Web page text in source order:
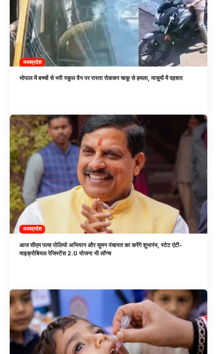
मध्यप्रदेश
भोपाल में बच्चों से भरी स्कूल वैन पर रास्ता रोककर चाकू से हमला, मासूमों में दहशत
मध्यप्रदेश
आज सीएम पल्स पोलियो अभियान और सुमन पंचायत का करेंगे शुभारंभ, स्टेट एंटी-
माइक्रोबियल रेजिस्टेंस 2.0 योजना भी लॉन्च